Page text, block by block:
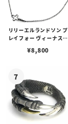
リリーエルランドソン プ
レイフォー ヴィーナスチ
¥8,800